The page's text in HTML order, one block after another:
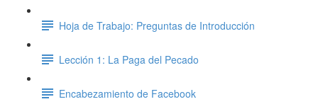
Hoja de Trabajo: Preguntas de Introducción
Lección 1: La Paga del Pecado
Encabezamiento de Facebook